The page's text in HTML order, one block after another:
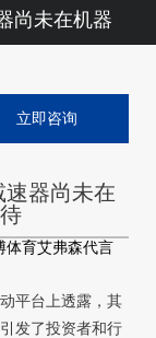
尚未在机器
立即咨询
速器尚未在
体育艾弗森代言
平台上透露，其
发了投资者和行